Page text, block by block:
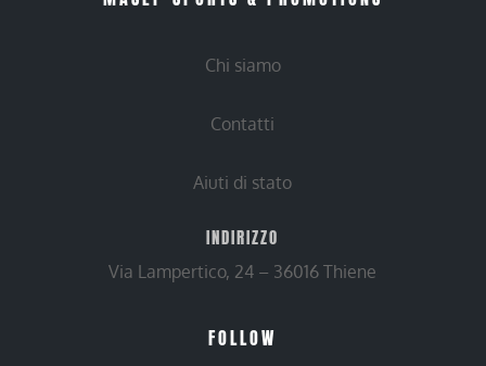
Chi siamo
Contatti
Aiuti di stato
INDIRIZZO
Via Lampertico, 24 – 36016 Thiene
FOLLOW